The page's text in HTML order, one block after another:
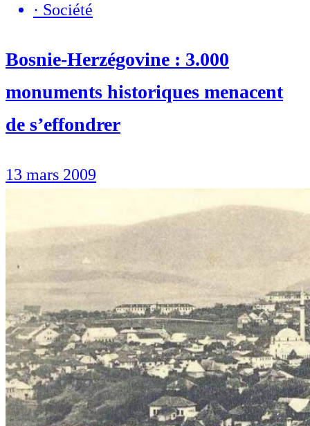
· Société
Bosnie-Herzégovine : 3.000
monuments historiques menacent
de s’effondrer
13 mars 2009